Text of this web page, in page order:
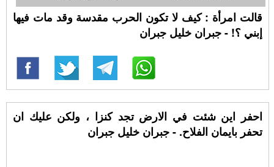
قالت امرأة : كيف لا تكون الحرب مقدسة وقد مات فيها
إبني ؟! - جبران خليل جبران
احفر اين شئت في الارض تجد كنزا ، ولكن عليك ان
تحفر بايمان الفلاح. - جبران خليل جبران